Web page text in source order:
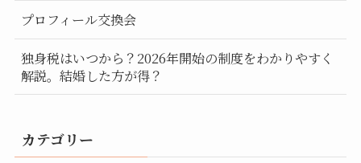
プロフィール交換会
独身税はいつから？2026年開始の制度をわかりやすく
解説。結婚した方が得？
カテゴリー